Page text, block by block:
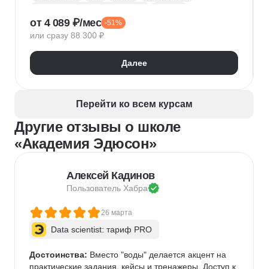
Keras
Машинное обучение
Искусственный интеллект
Математика для Data Science
Статистика
Pandas
от 4 089 ₽/мес -51%
или сразу 88 300 ₽
Далее
Перейти ко всем курсам
Другие отзывы о школе
«Академия Эдюсон»
Алексей Кадинов
Пользователь Хабра
26 марта
Data scientist: тариф PRO
Достоинства: Вместо "воды" делается акцент на
практические задания, кейсы и тренажеры. Доступ к